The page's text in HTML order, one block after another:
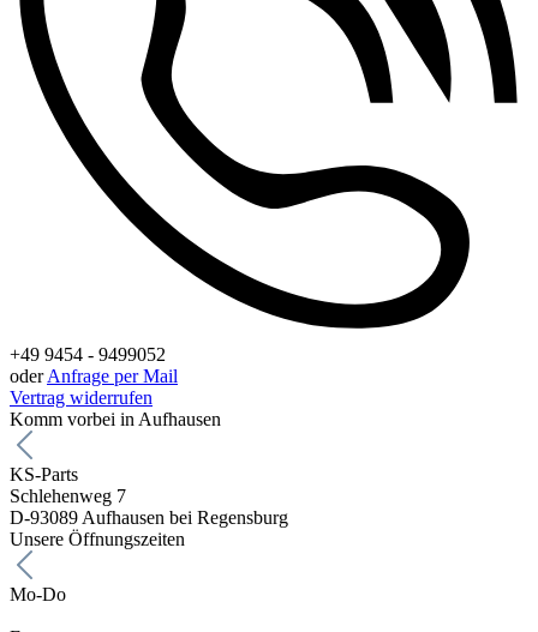
+49 9454 - 9499052
oderAnfrage per Mail
Vertrag widerrufen
Komm vorbei in Aufhausen
KS-Parts
Schlehenweg 7
D-93089 Aufhausen bei Regensburg
Unsere Öffnungszeiten
Mo-Do